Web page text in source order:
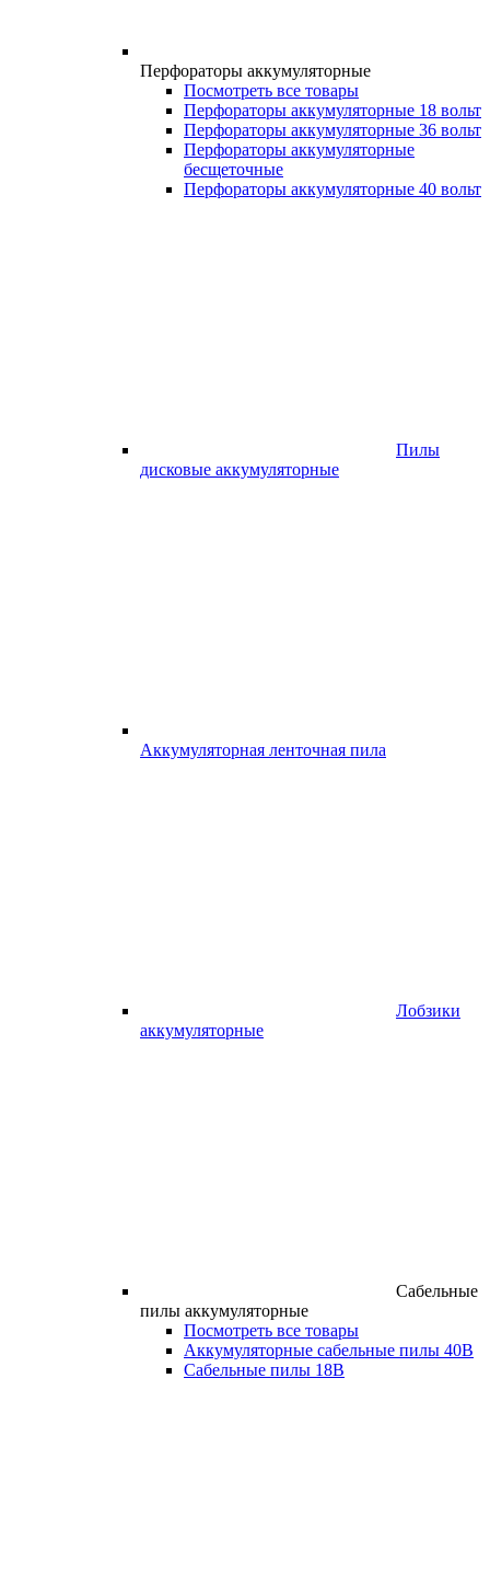
Перфораторы аккумуляторные
Посмотреть все товары
Перфораторы аккумуляторные 18 вольт
Перфораторы аккумуляторные 36 вольт
Перфораторы аккумуляторные
бесщеточные
Перфораторы аккумуляторные 40 вольт
Пилы
дисковые аккумуляторные
Аккумуляторная ленточная пила
Лобзики
аккумуляторные
Сабельные
пилы аккумуляторные
Посмотреть все товары
Аккумуляторные сабельные пилы 40В
Сабельные пилы 18В